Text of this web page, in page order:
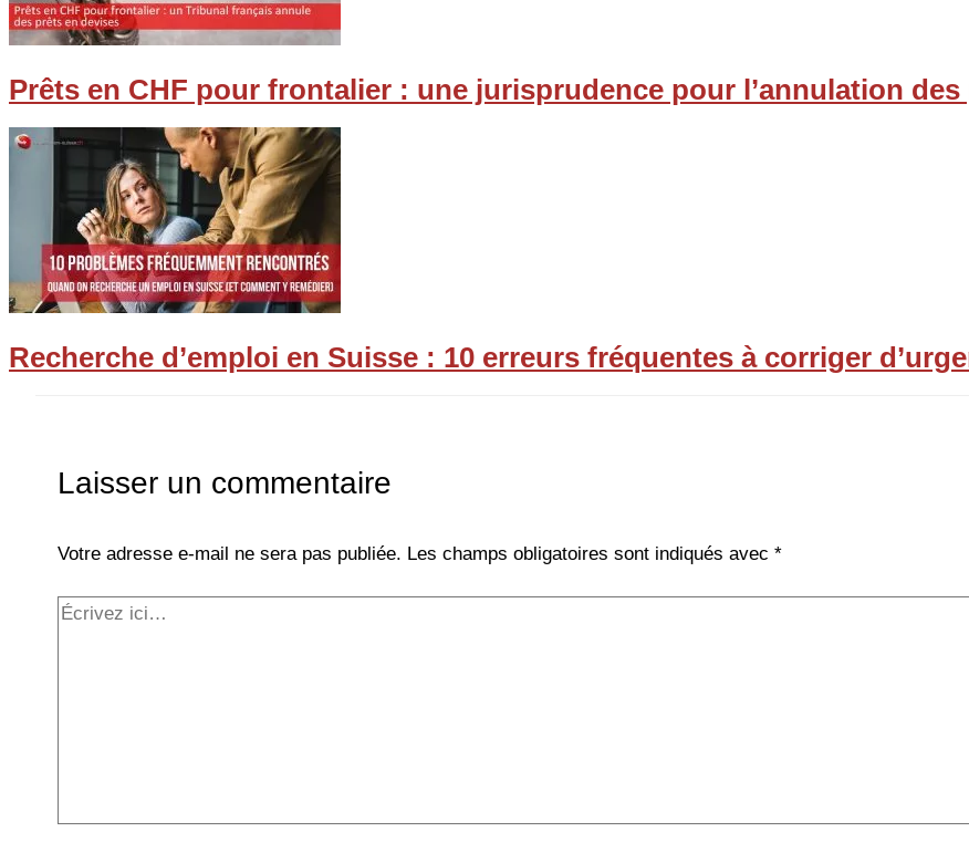
Prêts en CHF pour frontalier : une jurisprudence pour l’annulation
Recherche d’emploi en Suisse : 10 erreurs fréquentes à corriger
Laisser un commentaire
Votre adresse e-mail ne sera pas publiée. Les champs obligatoires sont indiqués avec *
Écrivez